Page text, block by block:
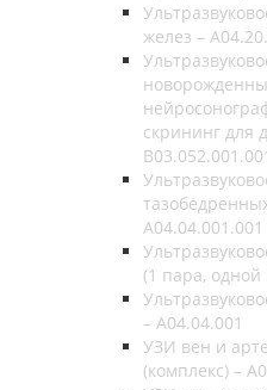
желез –
скрининг для
A04.04.001.001
(1 пара, одной
– A04.04.001
УЗИ вен и
(комплекс) –